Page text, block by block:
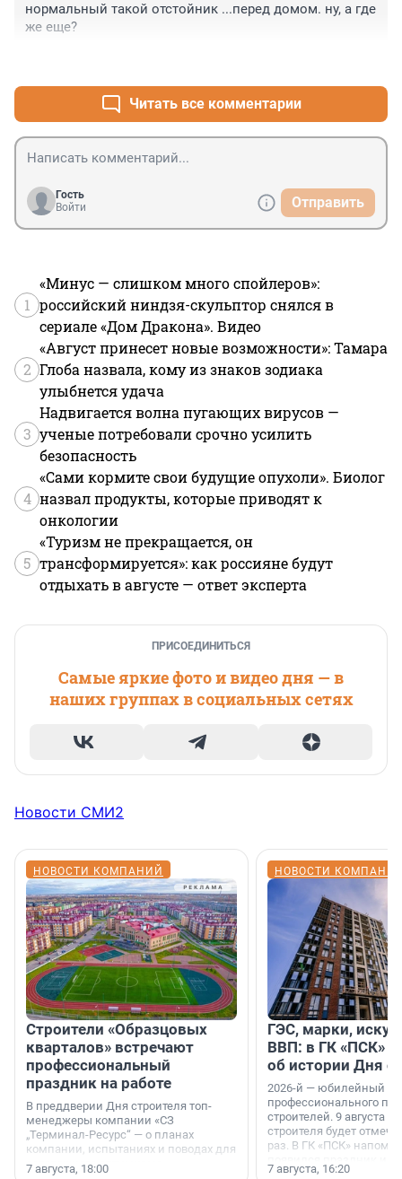
нормальный такой отстойник ...перед домом. ну, а где
же еще?
Читать все комментарии
Гость
Войти
Отправить
1
«Минус — слишком много спойлеров»:
российский ниндзя-скульптор снялся в
сериале «Дом Дракона». Видео
2
«Август принесет новые возможности»: Тамара
Глоба назвала, кому из знаков зодиака
улыбнется удача
3
Надвигается волна пугающих вирусов —
ученые потребовали срочно усилить
безопасность
4
«Сами кормите свои будущие опухоли». Биолог
назвал продукты, которые приводят к
онкологии
5
«Туризм не прекращается, он
трансформируется»: как россияне будут
отдыхать в августе — ответ эксперта
ПРИСОЕДИНИТЬСЯ
Самые яркие фото и видео дня — в
наших группах в социальных сетях
Новости СМИ2
НОВОСТИ КОМПАНИЙ
Строители «Образцовых
кварталов» встречают
профессиональный
праздник на работе
В преддверии Дня строителя топ-
менеджеры компании «СЗ
„Терминал-Ресурс“ — о планах
компании, испытаниях и поводах для
осторожного оптимизма.
7 августа, 18:00
НОВОСТИ
ГЭС, марки,
ВВП: в ГК «ПСК»
об истории Дня
2026-й — юбилейный
профессионального
строителей. 9 августа
строителя будет
раз. В ГК «ПСК»
поменялась роль
7 августа, 16:20